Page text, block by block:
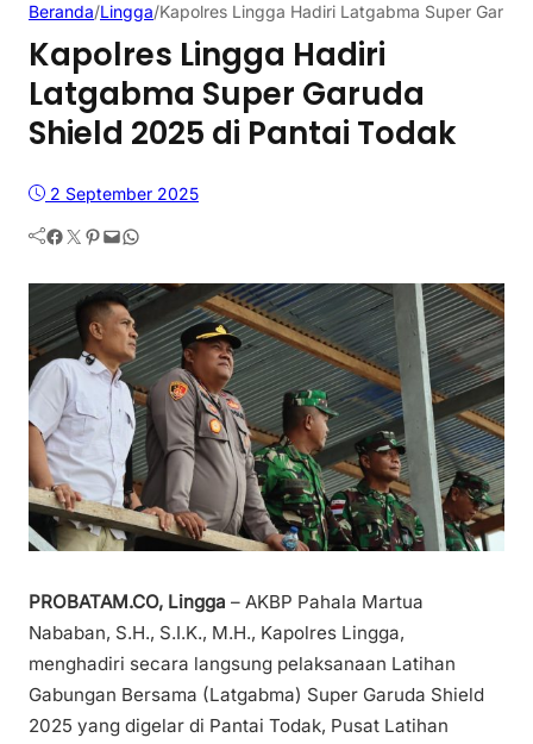
Beranda/Lingga/Kapolres Lingga Hadiri Latgabma Super
Kapolres Lingga Hadiri
Latgabma Super Garuda
Shield 2025 di Pantai Todak
2 September 2025
Facebook Twitter Pinterest Mail WhatsApp
PROBATAM.CO, Lingga – AKBP Pahala Martua
Nababan, S.H., S.I.K., M.H., Kapolres Lingga,
menghadiri secara langsung pelaksanaan Latihan
Gabungan Bersama (Latgabma) Super Garuda Shield
2025 yang digelar di Pantai Todak, Pusat Latihan